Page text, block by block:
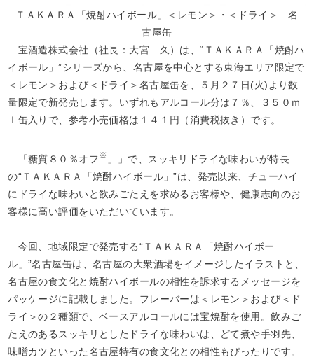
ＴＡＫＡＲＡ「焼酎ハイボール」＜レモン＞・＜ドライ＞ 名
古屋缶
宝酒造株式会社（社長：大宮 久）は、“ＴＡＫＡＲＡ「焼酎ハ
イボール」”シリーズから、名古屋を中心とする東海エリア限定で
＜レモン＞および＜ドライ＞名古屋缶を、５月２７日(火)より数
量限定で新発売します。いずれもアルコール分は７％、３５０ｍ
ｌ缶入りで、参考小売価格は１４１円（消費税抜き）です。
「糖質８０％オフ ※ 」」で、スッキリドライな味わいが特長
の“ＴＡＫＡＲＡ「焼酎ハイボール」”は、発売以来、チューハイ
にドライな味わいと飲みごたえを求めるお客様や、健康志向のお
客様に高い評価をいただいています。
今回、地域限定で発売する“ＴＡＫＡＲＡ「焼酎ハイボー
ル」”名古屋缶は、名古屋の大衆酒場をイメージしたイラストと、
名古屋の食文化と焼酎ハイボールの相性を訴求するメッセージを
パッケージに記載しました。フレーバーは＜レモン＞および＜ド
ライ＞の２種類で、ベースアルコールには宝焼酎を使用。飲みご
たえのあるスッキリとしたドライな味わいは、どて煮や手羽先、
味噌カツといった名古屋特有の食文化との相性もぴったりです。